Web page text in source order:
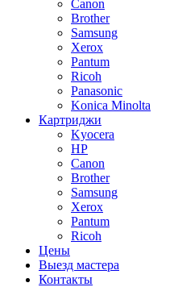
Canon
Brother
Samsung
Xerox
Pantum
Ricoh
Panasonic
Konica Minolta
Картриджи
Kyocera
HP
Canon
Brother
Samsung
Xerox
Pantum
Ricoh
Цены
Выезд мастера
Контакты